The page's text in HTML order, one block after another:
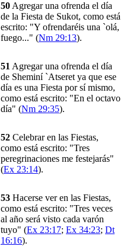
50 Agregar una ofrenda el día
de la Fiesta de Sukot, como está
escrito: "Y ofrendaréis una `olá,
fuego..." (Nm 29:13).
51 Agregar una ofrenda el día
de Sheminí `Atseret ya que ese
día es una Fiesta por sí mismo,
como está escrito: "En el octavo
día" (Nm 29:35).
52 Celebrar en las Fiestas,
como está escrito: "Tres
peregrinaciones me festejarás"
(Ex 23:14).
53 Hacerse ver en las Fiestas,
como está escrito: "Tres veces
al año será visto cada varón
tuyo" (Ex 23:17; Ex 34:23; Dt
16:16).